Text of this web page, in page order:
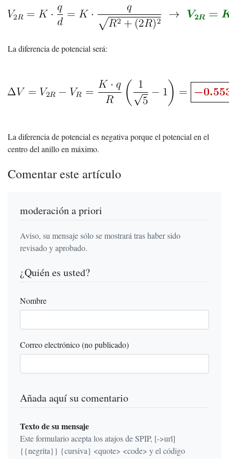
La diferencia de potencial será:
La diferencia de potencial es negativa porque el potencial en el
centro del anillo en máximo.
Comentar este artículo
moderación a priori
Aviso, su mensaje sólo se mostrará tras haber sido
revisado y aprobado.
¿Quién es usted?
Nombre
Correo electrónico (no publicado)
Añada aquí su comentario
Texto de su mensaje
Este formulario acepta los atajos de SPIP, [->url]
{{negrita}} {cursiva} <quote> <code> y el código